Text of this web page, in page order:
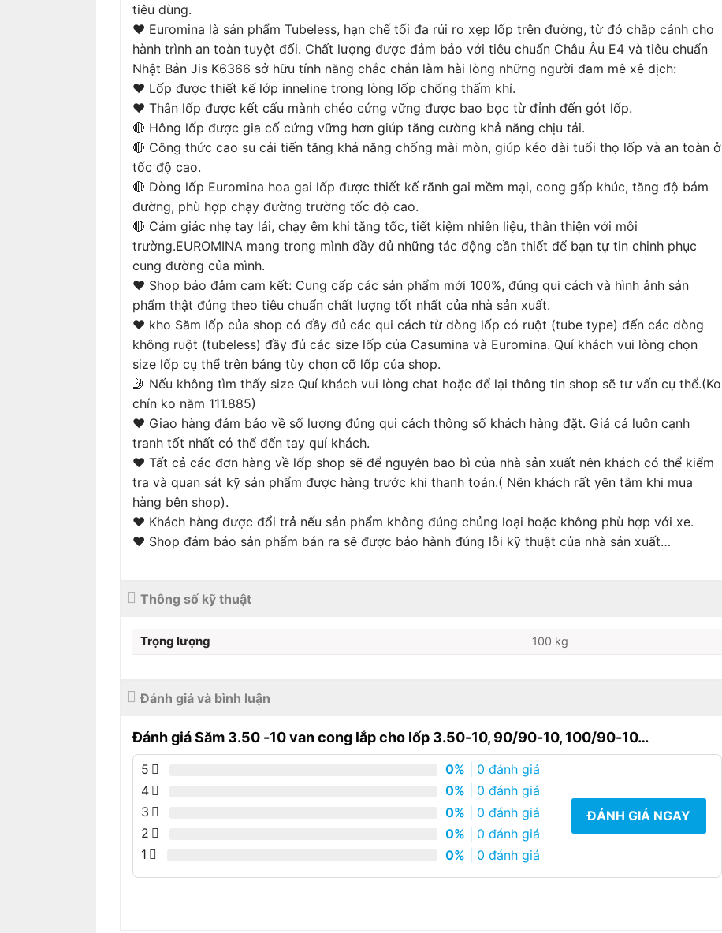
tiêu dùng.
❤ Euromina là sản phẩm Tubeless, hạn chế tối đa rủi ro xẹp lốp trên đường, từ đó chắp cánh cho
hành trình an toàn tuyệt đối. Chất lượng được đảm bảo với tiêu chuẩn Châu Âu E4 và tiêu chuẩn
Nhật Bản Jis K6366 sở hữu tính năng chắc chắn làm hài lòng những người đam mê xê dịch:
❤ Lốp được thiết kế lớp inneline trong lòng lốp chống thấm khí.
❤ Thân lốp được kết cấu mành chéo cứng vững được bao bọc từ đỉnh đến gót lốp.
🔴 Hông lốp được gia cố cứng vững hơn giúp tăng cường khả năng chịu tải.
🔴 Công thức cao su cải tiến tăng khả năng chống mài mòn, giúp kéo dài tuổi thọ lốp và an toàn ở
tốc độ cao.
🔴 Dòng lốp Euromina hoa gai lốp được thiết kế rãnh gai mềm mại, cong gấp khúc, tăng độ bám
đường, phù hợp chạy đường trường tốc độ cao.
🔴 Cảm giác nhẹ tay lái, chạy êm khi tăng tốc, tiết kiệm nhiên liệu, thân thiện với môi
trường.EUROMINA mang trong mình đầy đủ những tác động cần thiết để bạn tự tin chinh phục
cung đường của mình.
❤ Shop bảo đảm cam kết: Cung cấp các sản phẩm mới 100%, đúng qui cách và hình ảnh sản
phẩm thật đúng theo tiêu chuẩn chất lượng tốt nhất của nhà sản xuất.
❤ kho Săm lốp của shop có đầy đủ các qui cách từ dòng lốp có ruột (tube type) đến các dòng
không ruột (tubeless) đầy đủ các size lốp của Casumina và Euromina. Quí khách vui lòng chọn
size lốp cụ thể trên bảng tùy chọn cỡ lốp của shop.
🤳 Nếu không tìm thấy size Quí khách vui lòng chat hoặc để lại thông tin shop sẽ tư vấn cụ thể.(Ko
chín ko năm 111.885)
❤ Giao hàng đảm bảo về số lượng đúng qui cách thông số khách hàng đặt. Giá cả luôn cạnh
tranh tốt nhất có thể đến tay quí khách.
❤ Tất cả các đơn hàng về lốp shop sẽ để nguyên bao bì của nhà sản xuất nên khách có thể kiểm
tra và quan sát kỹ sản phẩm được hàng trước khi thanh toán.( Nên khách rất yên tâm khi mua
hàng bên shop).
❤ Khách hàng được đổi trả nếu sản phẩm không đúng chủng loại hoặc không phù hợp với xe.
❤ Shop đảm bảo sản phẩm bán ra sẽ được bảo hành đúng lỗi kỹ thuật của nhà sản xuất…
Thông số kỹ thuật
Trọng lượng 100 kg
Đánh giá và bình luận
Đánh giá Săm 3.50 -10 van cong lắp cho lốp 3.50-10, 90/90-10, 100/90-10…
5 0% | 0 đánh giá
4
0% | 0 đánh giá
3
0% | 0 đánh giá
2
0% | 0 đánh giá
1
0% | 0 đánh giá
ĐÁNH GIÁ NGAY